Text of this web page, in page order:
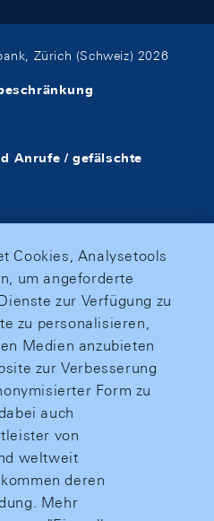
Zürich (Schweiz) 2026
Anrufe / gefälschte
Cookies, Analysetools
um angeforderte
zur Verfügung zu
zu personalisieren,
Medien anzubieten
zur Verbesserung
Form zu
auch
von
weltweit
deren
Mehr